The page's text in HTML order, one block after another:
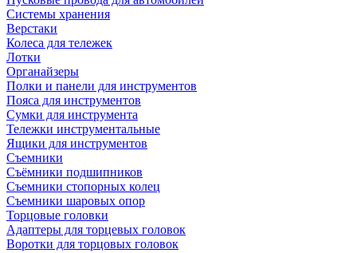
Системы хранения
Верстаки
Колеса для тележек
Лотки
Органайзеры
Полки и панели для инструментов
Пояса для инструментов
Сумки для инструмента
Тележки инструментальные
Ящики для инструментов
Съемники
Съёмники подшипников
Съемники стопорных колец
Съемники шаровых опор
Торцовые головки
Адаптеры для торцевых головок
Воротки для торцовых головок